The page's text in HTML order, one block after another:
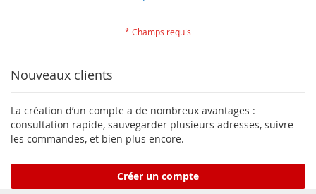
Nouveaux clients
La création d’un compte a de nombreux avantages :
consultation rapide, sauvegarder plusieurs adresses, suivre
les commandes, et bien plus encore.
Créer un compte